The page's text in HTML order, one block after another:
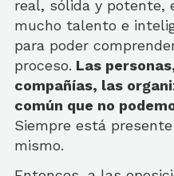
real, sólida y potente,
mucho talento e
para poder
proceso. Las
compañías, las
común que no
Siempre está
mismo.